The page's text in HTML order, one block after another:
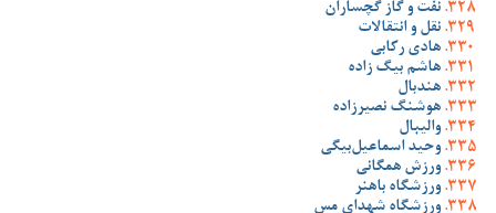
نفت و گاز گچساران
نقل و انتقالات
هادی رکابی
هاشم بیگ زاده
هندبال
هوشنگ نصیرزاده
والیبال
وحید اسماعیل‌بیگی
ورزش همگانی
ورزشگاه باهنر
ورزشگاه شهدای مس